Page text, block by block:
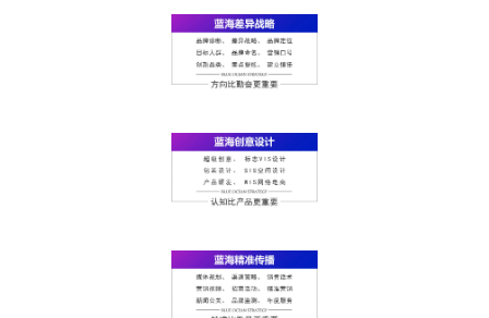
天津沃尔克再生资源有限公
司(企业营业额超100亿)首席
顾问，腾讯网微博粉丝130多
码》。香港凤凰卫视中文台
的特邀嘉宾、北京奥运会中
国体操队的预测与风水全程
主任
中国创意设计界的老炮，擅
长各类商业设计，主创设计
厦、北京百货大楼、中国电
信、北京华贸中心、瑞士家
居、良子足道、北京丽泽商